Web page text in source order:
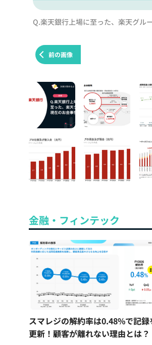
Q.楽天銀行上場に至った、楽天グル
前の画像
金融・フィンテック
スマレジの解約率は0.48%で記録
更新！顧客が離れない理由とは？